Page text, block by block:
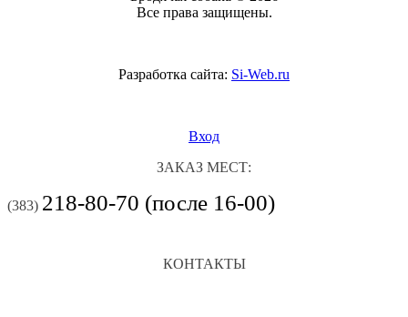
Все права защищены.
Разработка сайта: Si-Web.ru
Вход
ЗАКАЗ МЕСТ:
(383) 218-80-70 (после 16-00)
КОНТАКТЫ